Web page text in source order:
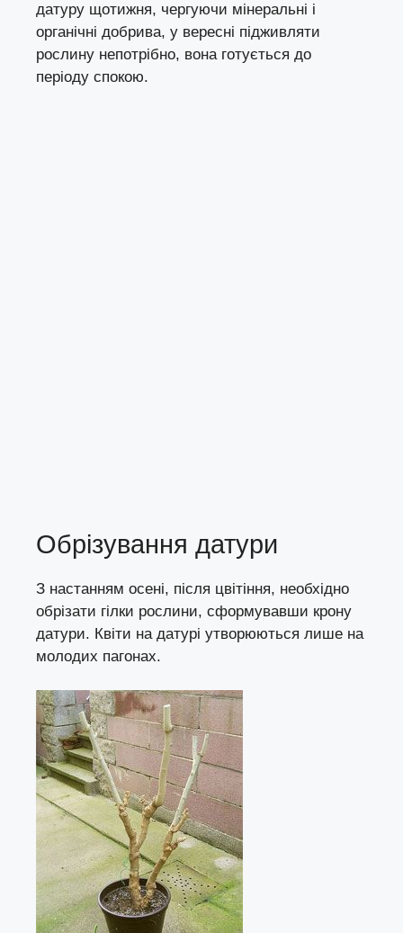
датуру щотижня, чергуючи мінеральні і
органічні добрива, у вересні підживляти
рослину непотрібно, вона готується до
періоду спокою.
Обрізування датури
З настанням осені, після цвітіння, необхідно
обрізати гілки рослини, сформувавши крону
датури. Квіти на датурі утворюються лише на
молодих пагонах.